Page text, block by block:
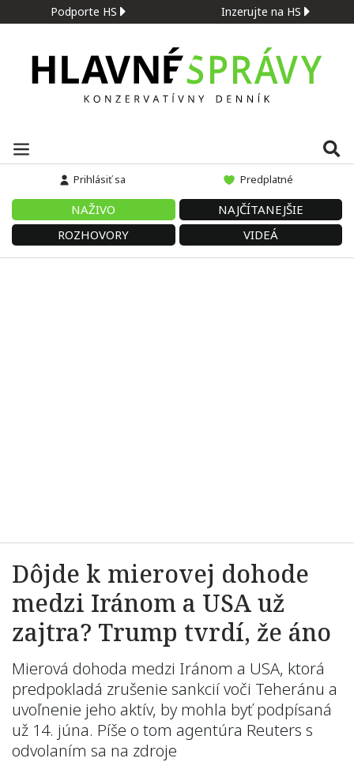
Podporte HS Inzerujte na HS
Prihlásiť sa Predplatné
NAŽIVO
NAJČÍTANEJŠIE
ROZHOVORY
VIDEÁ
Dôjde k mierovej dohode
medzi Iránom a USA už
zajtra? Trump tvrdí, že áno
Mierová dohoda medzi Iránom a USA, ktorá
predpokladá zrušenie sankcií voči Teheránu a
uvoľnenie jeho aktív, by mohla byť podpísaná
už 14. júna. Píše o tom agentúra Reuters s
odvolaním sa na zdroje